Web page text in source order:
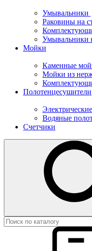
Умывальники
Раковины на
Умывальники
Мойки
Каменные
Мойки из
Полотенцесушители
Водяные
Счетчики